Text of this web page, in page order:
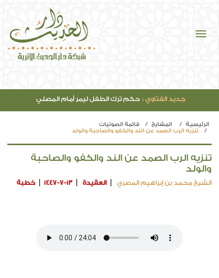
جديد الفتاوي : حكم ترك الطفل ليمر أمام المصلي
الرئيسيـة المشايخ
قائمة الصوتيات
تنزيه الرب الصمد عن الند والكفو والصاحبة والولد
تنزيه الرب الصمد عن الند والكفو والصاحبة
والولد
الشيخ محمد بن إبراهيم المصري العقيدة 1447-7-13 خطبة